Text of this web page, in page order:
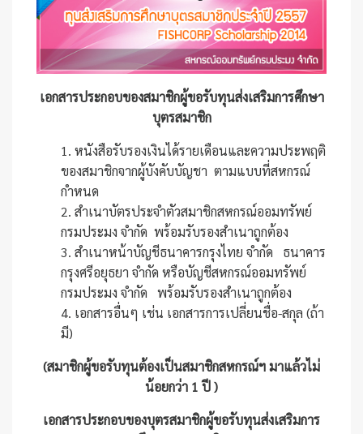
เอกสารประกอบของสมาชิกผู้ขอรับทุนส่งเสริมการศึกษา
บุตรสมาชิก
1. หนังสือรับรองเงินได้รายเดือนและความประพฤติ
ของสมาชิกจากผู้บังคับบัญชา ตามแบบที่สหกรณ์
กำหนด
2. สำเนาบัตรประจำตัวสมาชิกสหกรณ์ออมทรัพย์
กรมประมง จำกัด พร้อมรับรองสำเนาถูกต้อง
3. สำเนาหน้าบัญชีธนาคารกรุงไทย จำกัด ธนาคาร
กรุงศรีอยุธยา จำกัด หรือบัญชีสหกรณ์ออมทรัพย์
กรมประมง จำกัด พร้อมรับรองสำเนาถูกต้อง
4. เอกสารอื่นๆ เช่น เอกสารการเปลี่ยนชื่อ-สกุล (ถ้า
มี)
(สมาชิกผู้ขอรับทุนต้องเป็นสมาชิกสหกรณ์ฯ มาแล้วไม่
น้อยกว่า 1 ปี )
เอกสารประกอบของบุตรสมาชิกผู้ขอรับทุนส่งเสริมการ